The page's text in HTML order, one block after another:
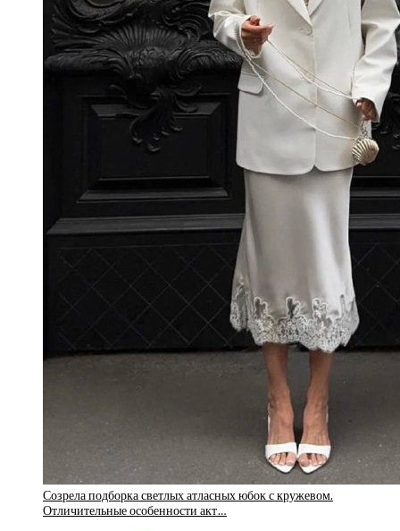
Созрела подборка светлых атласных юбок с кружевом.
Отличительные особенности акт…